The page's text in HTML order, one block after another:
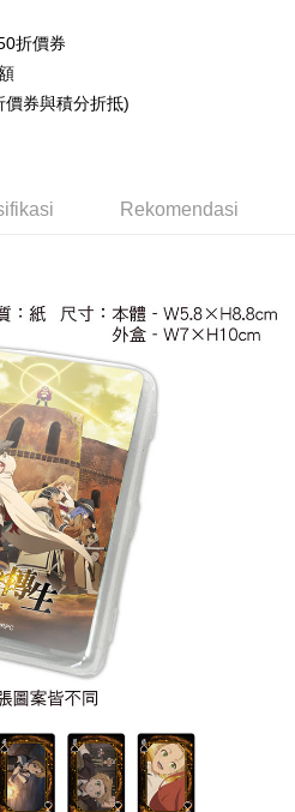
percuma untuk pesanan
percuma untuk pesanan
percuma untuk pesanan
percuma untuk pesanan
折價券
券與積分折抵)
Rekomendasi